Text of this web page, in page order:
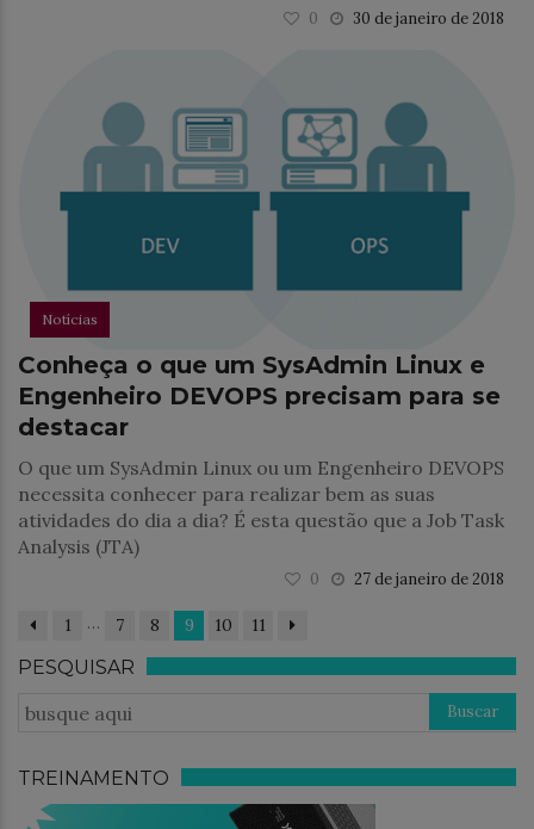
30 de janeiro de 2018
0
Notícias
Conheça o que um SysAdmin Linux e
Engenheiro DEVOPS precisam para se
destacar
O que um SysAdmin Linux ou um Engenheiro DEVOPS
necessita conhecer para realizar bem as suas
atividades do dia a dia? É esta questão que a Job Task
Analysis (JTA)
27 de janeiro de 2018
0
1 … 7 8 9 10 11
PESQUISAR
TREINAMENTO